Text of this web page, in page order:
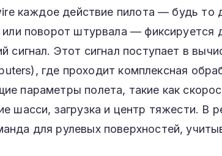
каждое действие пилота — будь то
поворот штурвала — фиксируется
сигнал. Этот сигнал поступает в
где проходит комплексная
параметры полета, такие как
шасси, загрузка и центр тяжести. В
для рулевых поверхностей,